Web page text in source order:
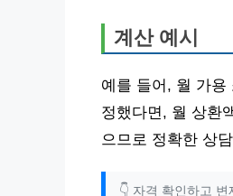
계산 예시
예를 들어, 월 가용
정했다면, 월 상환
으므로 정확한 상
👇 자격 확인하고